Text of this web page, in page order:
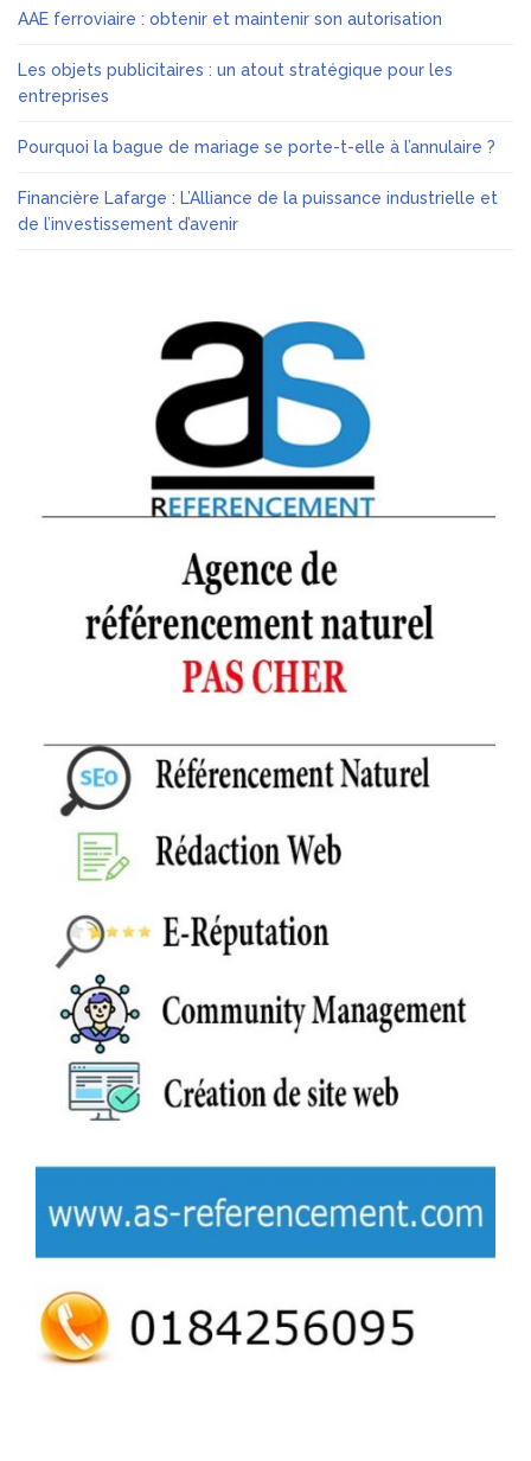
AAE ferroviaire : obtenir et maintenir son autorisation
Les objets publicitaires : un atout stratégique pour les
entreprises
Pourquoi la bague de mariage se porte-t-elle à l’annulaire ?
Financière Lafarge : L’Alliance de la puissance industrielle et
de l’investissement d’avenir